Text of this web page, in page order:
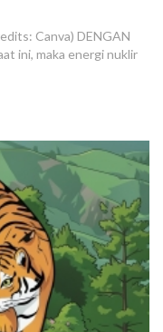
Canva) DENGAN
ini, maka energi nuklir